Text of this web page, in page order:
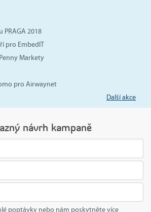
PRAGA 2018
pro EmbedIT
Markety
pro Airwaynet
Další akce
návrh kampaně
poptávky nebo nám poskytněte více